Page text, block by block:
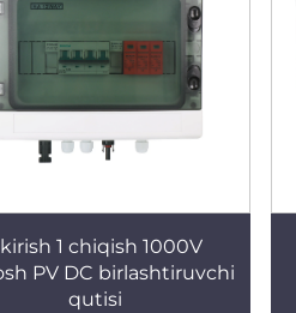
kirish 1 chiqish 1000V
PV DC birlashtiruvchi
qutisi